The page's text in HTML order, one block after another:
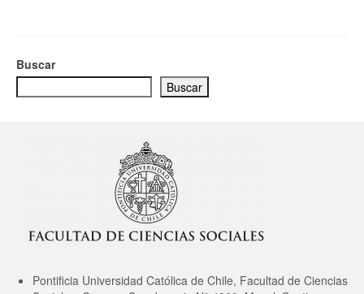
Buscar
Buscar
Pontificia Universidad Católica de Chile, Facultad de Ciencias